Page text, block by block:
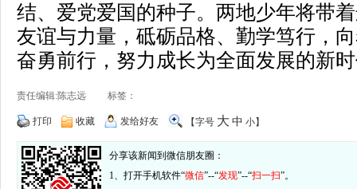
结、爱党爱国的种子。两地少年将带
友谊与力量，砥砺品格、勤学笃行，
奋勇前行，努力成长为全面发展的新
责任编辑:陈志远 标签：
打印 收藏 发给好友 【字号 大 中 小】
分享该新闻到微信朋友圈：
1、打开手机软件“微信”--“发现”--“扫一扫”。